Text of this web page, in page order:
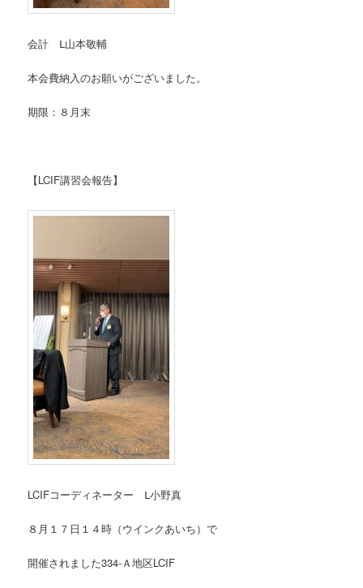
会計 Ⅼ山本敬輔
本会費納入のお願いがございました。
期限：８月末
【LCIF講習会報告】
LCIFコーディネーター Ⅼ小野真
８月１７日１４時（ウインクあいち）で
開催されました334-Ａ地区LCIF